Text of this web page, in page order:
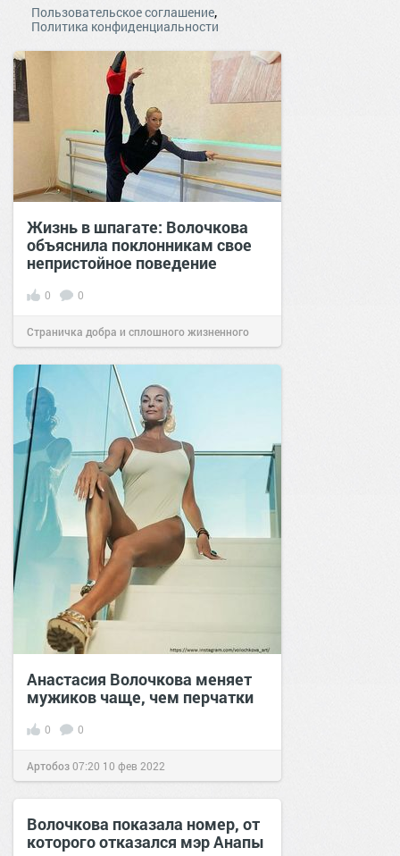
Пользовательское соглашение,
Политика конфиденциальности
Жизнь в шпагате: Волочкова
объяснила поклонникам свое
непристойное поведение
0 0
Страничка добра и сплошного жизненного
позитива!01:1007 май 2022
Анастасия Волочкова меняет
мужиков чаще, чем перчатки
0 0
Артобоз07:20 10 фев 2022
Волочкова показала номер, от
которого отказался мэр Анапы